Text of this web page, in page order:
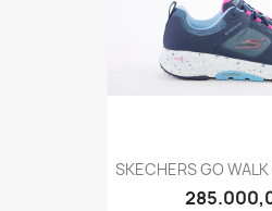
SKECHERS GO